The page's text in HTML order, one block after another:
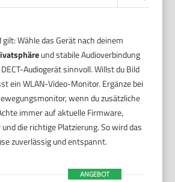
Wähle das Gerät nach deinem
und stabile Audioverbindung
Audiogerät sinnvoll. Willst du Bild
ein WLAN-Video-Monitor. Ergänze bei
wenn du zusätzliche
immer auf aktuelle Firmware,
die richtige Platzierung. So wird das
zuverlässig und entspannt.
ANGEBOT